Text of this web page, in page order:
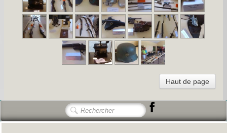
Haut de page